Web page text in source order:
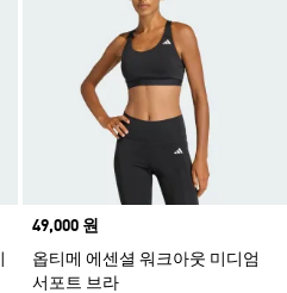
Price
49,000 원
옵티메 에센셜 워크아웃 미디엄
서포트 브라